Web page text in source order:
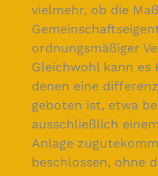
vielmehr, ob die
ordnungsmäßiger
Gleichwohl kann es
denen eine
geboten ist, etwa
ausschließlich
Anlage
beschlossen, ohne